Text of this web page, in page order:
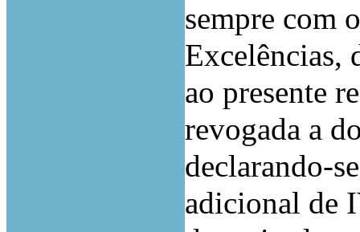
sempre com
Excelências,
ao presente
revogada a
declarando-
adicional de